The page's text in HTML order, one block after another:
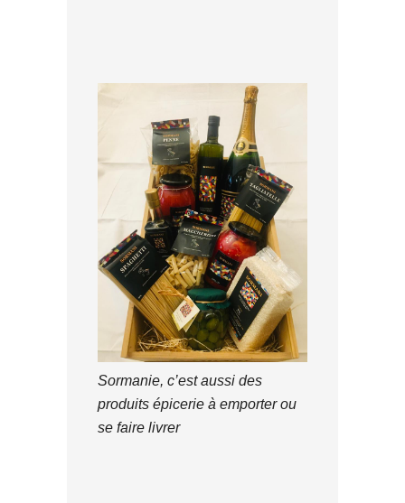
Sormanie, c’est aussi des
produits épicerie à emporter ou
se faire livrer